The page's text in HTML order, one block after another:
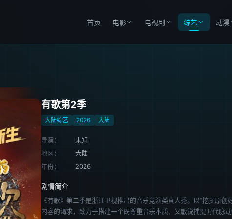
首页 电影 电视剧 综艺 动漫
有歌第2季
大陆综艺 2026 大陆
导演： 未知
地区：
大陆
年份：
2026
剧情简介
《有歌》第二季是浙江卫视推出的音乐竞演类真人秀。以“挖掘原
内容的渴求，致力于搭建一个既尊重音乐本质、又敏锐捕捉时代脉动